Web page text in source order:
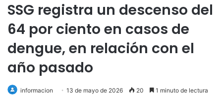
SSG registra un descenso del
64 por ciento en casos de
dengue, en relación con el
año pasado
informacion 13 de mayo de 2026 20 1 minuto de lectura